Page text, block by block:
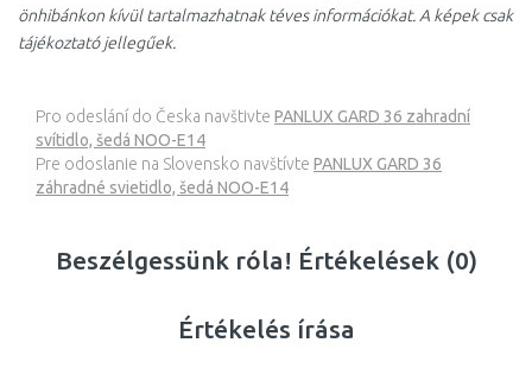
önhibánkon kívül tartalmazhatnak téves információkat. A képek csak
tájékoztató jellegűek.
Pro odeslání do Česka navštivte PANLUX GARD 36 zahradní
svítidlo, šedá NOO-E14
Pre odoslanie na Slovensko navštívte PANLUX GARD 36
záhradné svietidlo, šedá NOO-E14
Beszélgessünk róla! Értékelések (0)
Értékelés írása